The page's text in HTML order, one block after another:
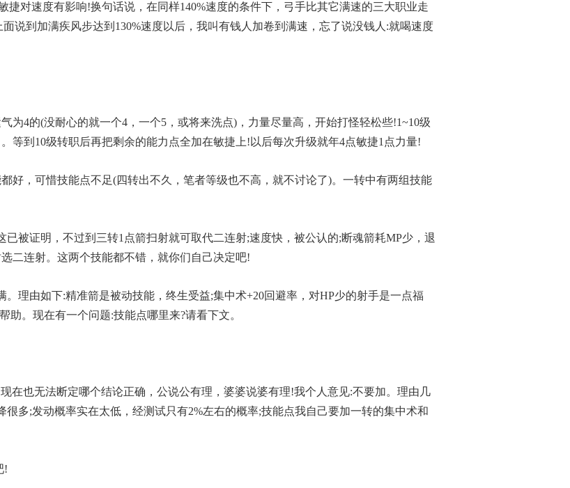
捷对速度有影响!换句话说，在同样140%速度的条件下，弓手比其它满速的三大职业走
说到加满疾风步达到130%速度以后，我叫有钱人加卷到满速，忘了说没钱人:就喝速度
为4的(没耐心的就一个4，一个5，或将来洗点)，力量尽量高，开始打怪轻松些!1~10级
等到10级转职后再把剩余的能力点全加在敏捷上!以后每次升级就年4点敏捷1点力量!
好，可惜技能点不足(四转出不久，笔者等级也不高，就不讨论了)。一转中有两组技能
被证明，不过到三转1点箭扫射就可取代二连射;速度快，被公认的;断魂箭耗MP少，退
二连射。这两个技能都不错，就你们自己决定吧!
理由如下:精准箭是被动技能，终生受益;集中术+20回避率，对HP少的射手是一点福
助。现在有一个问题:技能点哪里来?请看下文。
在也无法断定哪个结论正确，公说公有理，婆婆说婆有理!我个人意见:不要加。理由几
多;发动概率实在太低，经测试只有2%左右的概率;技能点我自己要加一转的集中术和
!